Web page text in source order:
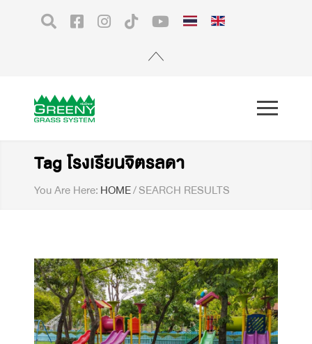
Tag โรงเรียนจิตรลดา
You Are Here: HOME/SEARCH RESULTS